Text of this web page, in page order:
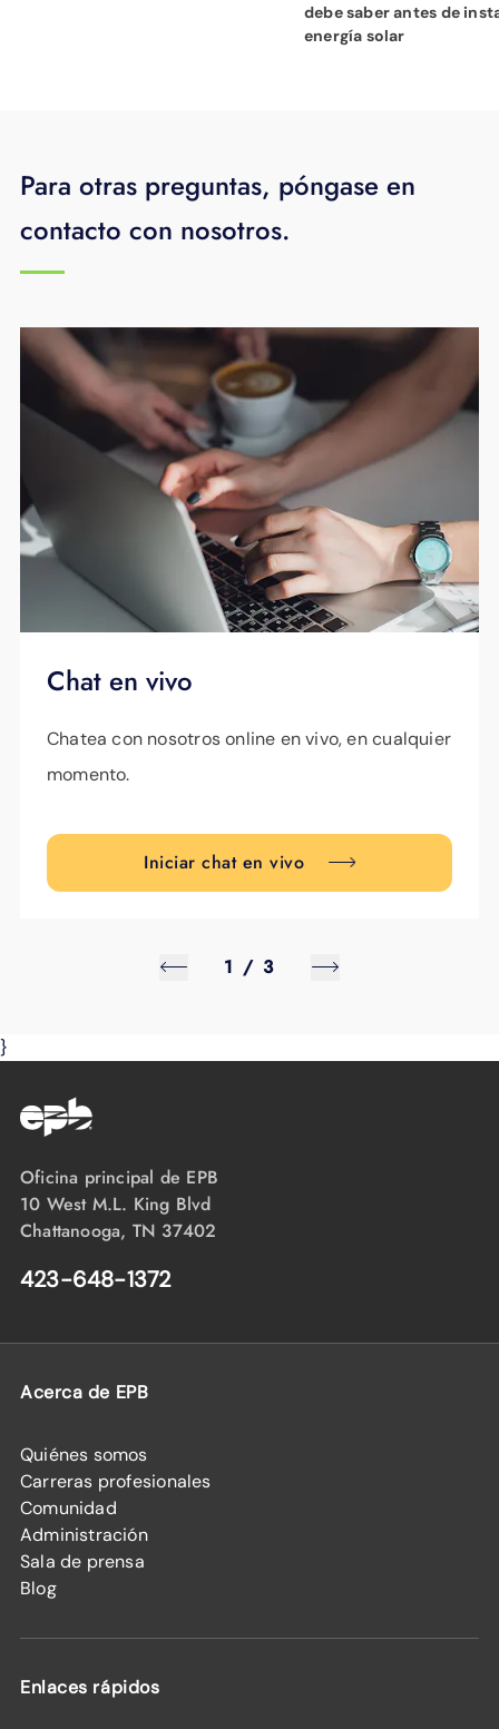
debe saber antes de
energía solar
Para otras preguntas, póngase en
contacto con nosotros.
Chat en vivo
Chatea con nosotros online en vivo, en cualquier
momento.
Iniciar chat en vivo
1 / 3
}
Oficina principal de EPB
10 West M.L. King Blvd
Chattanooga, TN 37402
423-648-1372
Acerca de EPB
Quiénes somos
Carreras profesionales
Comunidad
Administración
Sala de prensa
Blog
Enlaces rápidos